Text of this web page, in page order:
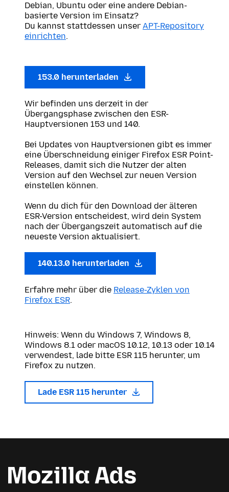
Debian, Ubuntu oder eine andere Debian-
basierte Version im Einsatz?
Du kannst stattdessen unser APT-Repository
einrichten.
153.0 herunterladen
Wir befinden uns derzeit in der
Übergangsphase zwischen den ESR-
Hauptversionen 153 und 140.
Bei Updates von Hauptversionen gibt es immer
eine Überschneidung einiger Firefox ESR Point-
Releases, damit sich die Nutzer der alten
Version auf den Wechsel zur neuen Version
einstellen können.
Wenn du dich für den Download der älteren
ESR-Version entscheidest, wird dein System
nach der Übergangszeit automatisch auf die
neueste Version aktualisiert.
140.13.0 herunterladen
Erfahre mehr über die Release-Zyklen von
Firefox ESR.
Hinweis: Wenn du Windows 7, Windows 8,
Windows 8.1 oder macOS 10.12, 10.13 oder 10.14
verwendest, lade bitte ESR 115 herunter, um
Firefox zu nutzen.
Lade ESR 115 herunter